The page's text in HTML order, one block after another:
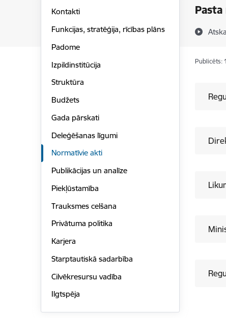
Kontakti
Funkcijas, stratēģija, rīcības plāns
Padome
Izpildinstitūcija
Struktūra
Budžets
Gada pārskati
Deleģēšanas līgumi
Normatīvie akti
Publikācijas un analīze
Piekļūstamība
Trauksmes celšana
Privātuma politika
Karjera
Starptautiskā sadarbība
Cilvēkresursu vadība
Ilgtspēja
Publicēts: